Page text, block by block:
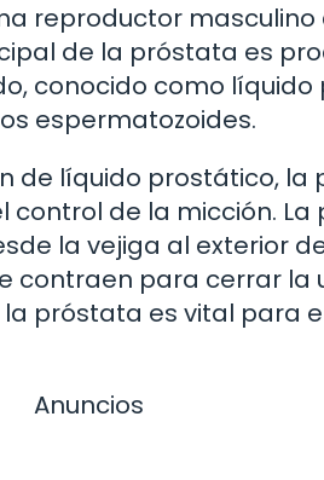
reproductor
de la próstata es
conocido como líquido
espermatozoides.
de líquido prostático,
de la micción.
la vejiga al exterior
contraen para cerrar la
próstata es vital para
Anuncios